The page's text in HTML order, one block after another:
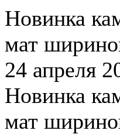
Новинка
мат
24 апреля
Новинка
мат